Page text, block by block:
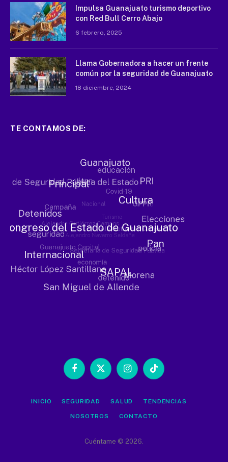
Impulsa Guanajuato turismo deportivo
con Red Bull Cerro Abajo
6 febrero, 2025
Llama Gobernadora a hacer un frente
común por la seguridad de Guanajuato
18 diciembre, 2024
TE CONTAMOS DE:
Facebook
X
InstagramTikTok
INICIO SEGURIDAD SALUD TENDENCIAS
NOSOTROS CONTACTO
Cuéntame © 2026.